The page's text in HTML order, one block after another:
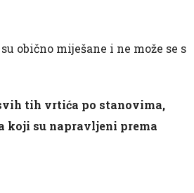
miješane i ne može se s
tih vrtića po stanovima,
koji su napravljeni prema